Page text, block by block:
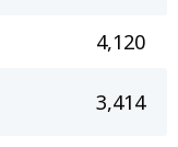
4,120
3,414